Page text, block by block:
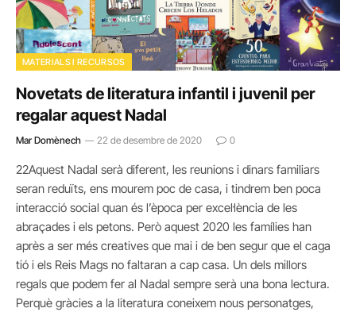
MATERIALS I RECURSOS
Novetats de literatura infantil i juvenil per
regalar aquest Nadal
Mar Domènech 22 de desembre de 2020 0
22Aquest Nadal serà diferent, les reunions i dinars familiars
seran reduïts, ens mourem poc de casa, i tindrem ben poca
interacció social quan és l’època per excel·lència de les
abraçades i els petons. Però aquest 2020 les famílies han
après a ser més creatives que mai i de ben segur que el caga
tió i els Reis Mags no faltaran a cap casa. Un dels millors
regals que podem fer al Nadal sempre serà una bona lectura.
Perquè gràcies a la literatura coneixem nous personatges,